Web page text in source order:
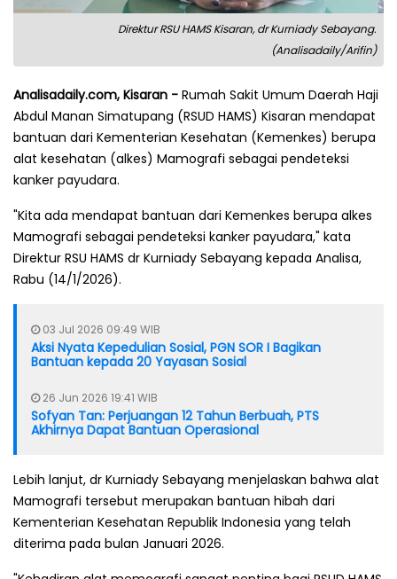
Direktur RSU HAMS Kisaran, dr Kurniady Sebayang.
(Analisadaily/Arifin)
Analisadaily.com, Kisaran - Rumah Sakit Umum Daerah Haji
Abdul Manan Simatupang (RSUD HAMS) Kisaran mendapat
bantuan dari Kementerian Kesehatan (Kemenkes) berupa
alat kesehatan (alkes) Mamografi sebagai pendeteksi
kanker payudara.
"Kita ada mendapat bantuan dari Kemenkes berupa alkes
Mamografi sebagai pendeteksi kanker payudara," kata
Direktur RSU HAMS dr Kurniady Sebayang kepada Analisa,
Rabu (14/1/2026).
03 Jul 2026 09:49 WIB
Aksi Nyata Kepedulian Sosial, PGN SOR I Bagikan
Bantuan kepada 20 Yayasan Sosial
26 Jun 2026 19:41 WIB
Sofyan Tan: Perjuangan 12 Tahun Berbuah, PTS
Akhirnya Dapat Bantuan Operasional
Lebih lanjut, dr Kurniady Sebayang menjelaskan bahwa alat
Mamografi tersebut merupakan bantuan hibah dari
Kementerian Kesehatan Republik Indonesia yang telah
diterima pada bulan Januari 2026.